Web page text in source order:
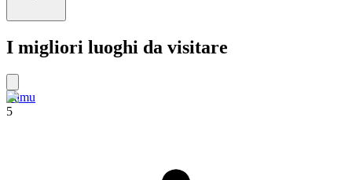
I migliori luoghi da visitare
Lamu
5